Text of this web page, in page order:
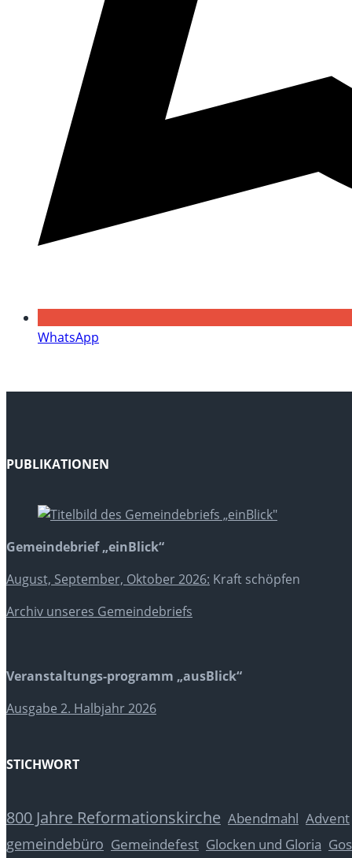
WhatsApp
PUBLIKATIONEN
Gemeindebrief „einBlick“
August, September, Oktober 2026: Kraft schöpfen
Archiv unseres Gemeindebriefs
Veranstaltungs-programm „ausBlick“
Ausgabe 2. Halbjahr 2026
STICHWORT
800 Jahre Reformationskirche Abendmahl Advent
gemeindebüro Gemeindefest Glocken und Gloria